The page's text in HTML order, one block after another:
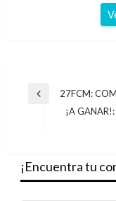
Navegación
Entrada
27FCM:
¡A
¡Encuentra tu